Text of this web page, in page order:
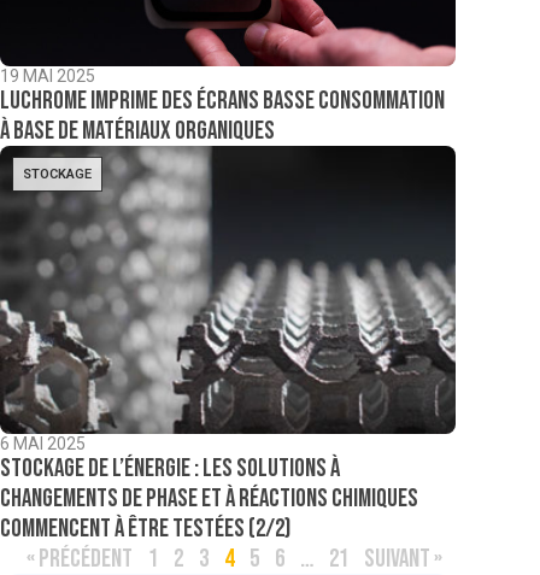
19 MAI 2025
Luchrome imprime des écrans basse consommation
à base de matériaux organiques
STOCKAGE
6 MAI 2025
Stockage de l’énergie : les solutions à
changements de phase et à réactions chimiques
commencent à être testées (2/2)
« PRÉCÉDENT 1 2 3 4 5 6 … 21 SUIVANT »